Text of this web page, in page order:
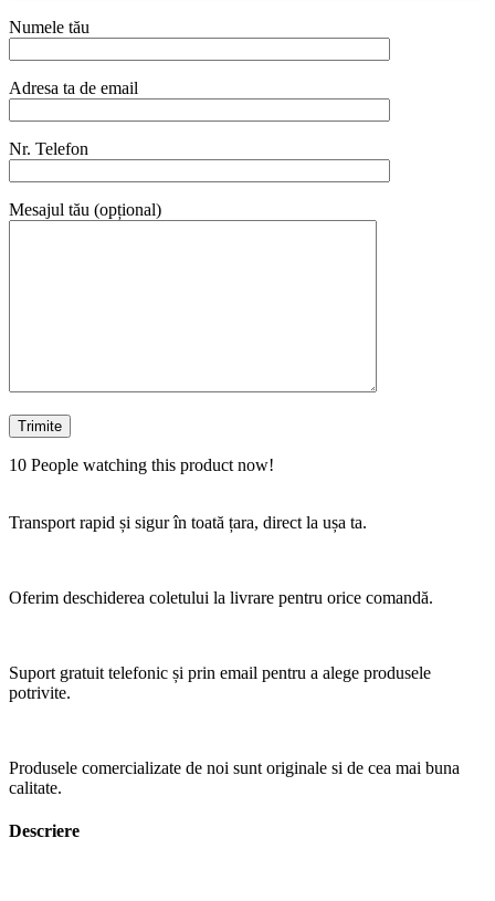
Numele tău
Adresa ta de email
Nr. Telefon
Mesajul tău (opțional)
10 People watching this product now!
Transport rapid și sigur în toată țara, direct la ușa ta.
Oferim deschiderea coletului la livrare pentru orice comandă.
Suport gratuit telefonic și prin email pentru a alege produsele
potrivite.
Produsele comercializate de noi sunt originale si de cea mai buna
calitate.
Descriere